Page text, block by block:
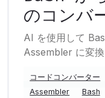
のコンバ
AI を使用して
Assembler に変
コードコンバーター
Assembler
Bash